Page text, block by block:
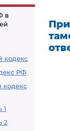
в
кодекс
РФ
кодекс
1
2